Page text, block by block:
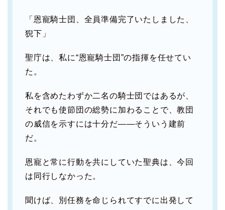
「恩寵騎士団、全員準備完了いたしました、
猊下」
聖庁は、私に“恩寵騎士団”の指揮を任せてい
た。
私を含めたわずか二名の騎士団ではあるが、
それでも使節団の総勢に加わることで、教団
の威信を示すには十分だ――そういう建前
だ。
恩寵と常に行動を共にしていた聖典は、今回
は同行しなかった。
聞けば、別任務を命じられてすでに出発して